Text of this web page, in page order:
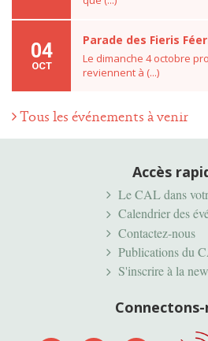
04
OCT
Parade des Fieris
Le dimanche 4 octobre
reviennent à (...)
Tous les événements à venir
Accès
Le CAL dans
Calendrier des
Contactez-nous
Publications du
S'inscrire à la